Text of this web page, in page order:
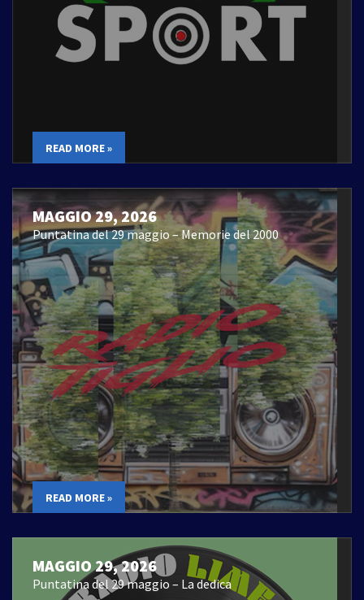
READ MORE »
MAGGIO 29, 2026
Puntatina del 29 maggio – Memorie del 2000
READ MORE »
MAGGIO 29, 2026
Puntatina del 29 maggio – La dedica